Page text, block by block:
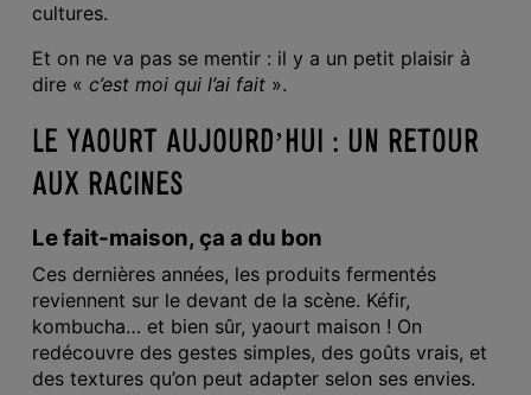
cultures.
Et on ne va pas se mentir : il y a un petit plaisir à
dire « c’est moi qui l’ai fait».
LE YAOURT AUJOURD’HUI : UN RETOUR
AUX RACINES
Le fait-maison, ça a du bon
Ces dernières années, les produits fermentés
reviennent sur le devant de la scène. Kéfir,
kombucha… et bien sûr, yaourt maison ! On
redécouvre des gestes simples, des goûts vrais, et
des textures qu’on peut adapter selon ses envies.